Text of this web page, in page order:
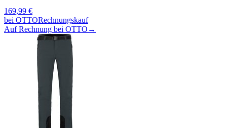
169,99 €
bei OTTORechnungskauf
Auf Rechnung bei OTTO →